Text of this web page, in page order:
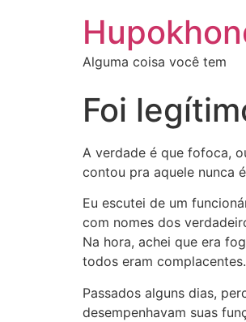
Alguma coisa você tem
Foi
A verdade é que fofoca,
contou pra aquele nunca
Eu escutei de um
com nomes dos
Na hora, achei que era
todos eram complacentes.
Passados alguns dias,
desempenhavam suas